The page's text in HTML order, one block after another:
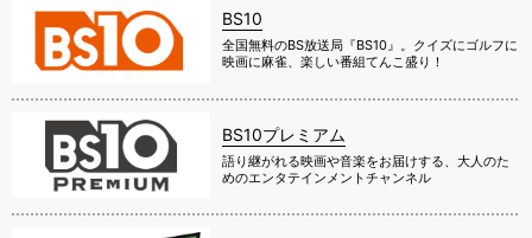
BS10
全国無料のBS放送局『BS10』。クイズにゴルフに
映画に麻雀、楽しい番組てんこ盛り！
BS10プレミアム
語り継がれる映画や音楽をお届けする、大人のた
めのエンタテインメントチャンネル